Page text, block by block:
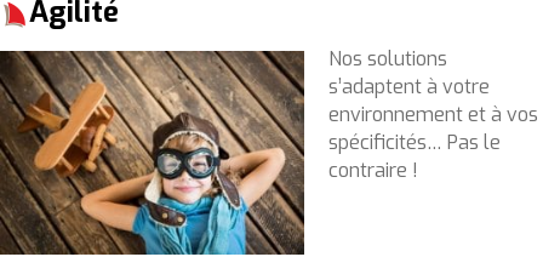
Agilité
Nos solutions
s’adaptent à votre
environnement et à vos
spécificités… Pas le
contraire !